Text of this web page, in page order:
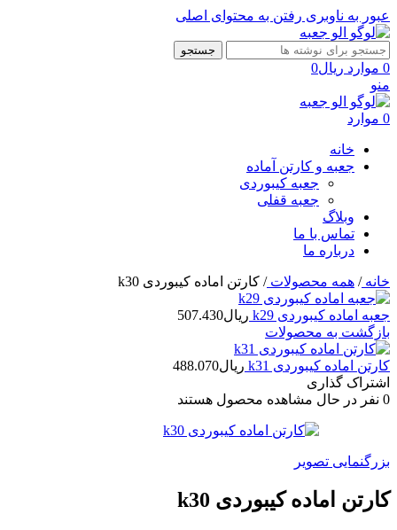
عبور به ناوبری رفتن به محتوای اصلی
جستجو
0 موارد ریال0
منو
0 موارد
خانه
جعبه و کارتن آماده
جعبه کیبوردی
جعبه قفلی
وبلاگ
تماس با ما
درباره ما
خانه/ همه محصولات/ کارتن اماده کیبوردی k30
جعبه اماده کیبوردی k29 ریال507.430
بازگشت به محصولات
کارتن اماده کیبوردی k31 ریال488.070
اشتراک گذاری
0 نفر در حال مشاهده محصول هستند
بزرگنمایی تصویر
کارتن اماده کیبوردی k30